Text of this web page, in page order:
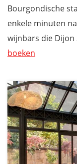
Bourgondische
enkele minuten
wijnbars die Dijon
boeken